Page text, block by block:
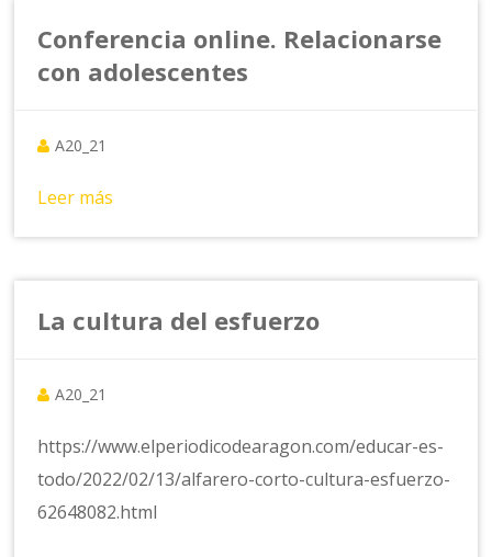
Conferencia online. Relacionarse
con adolescentes
A20_21
Leer más
La cultura del esfuerzo
A20_21
https://www.elperiodicodearagon.com/educar-es-
todo/2022/02/13/alfarero-corto-cultura-esfuerzo-
62648082.html